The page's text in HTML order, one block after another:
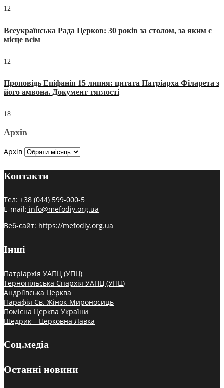
12
Всеукраїнська Рада Церков: 30 років за столом, за яким є
місце всім
12
Проповідь Епіфанія 15 липня: цитата Патріарха Філарета з
його амвона. Документ тяглості
18
Архів
Архів
Контакти
Тел: +38 (044) 599-000-5
E-mail: info@mefodiy.org.ua
Веб-сайт: https://mefodiy.org.ua
Інші
Патріархія УАПЦ (УПЦ)
Тернопільська Єпархія УАПЦ (УПЦ)
Андріївська Церква
Парафія Св. Жінок-Мироносиць
Помісна Церква України
Щедрик – Церковна Лавка
Соц.медіа
Останні новини